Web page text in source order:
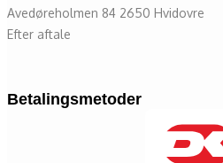
Avedøreholmen 84 2650 Hvidovre
Efter aftale
Betalingsmetoder